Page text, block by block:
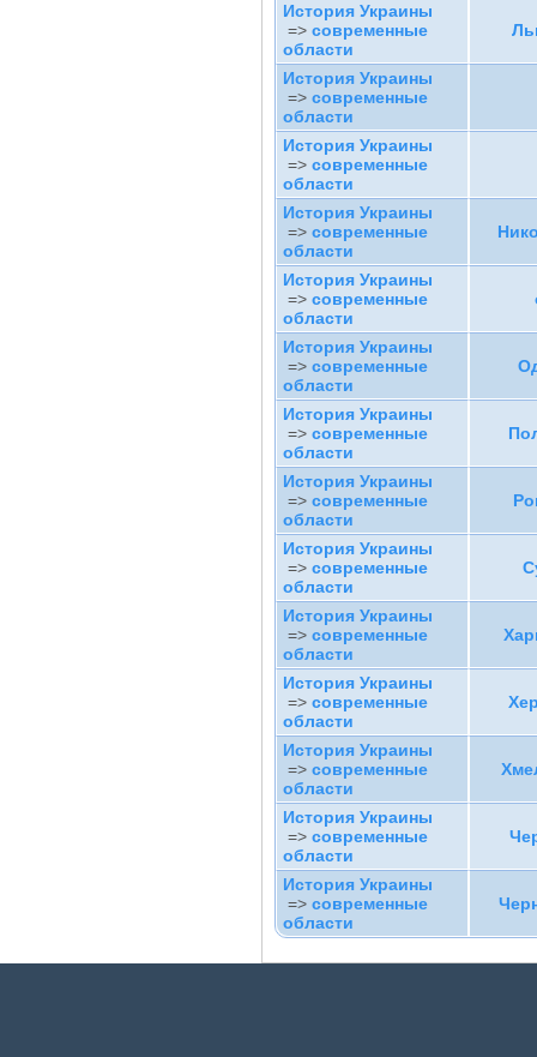
История Украины
=> современные
области
История Украины
=> современные
области
История Украины
=> современные
области
История Украины
=> современные
области
История Украины
=> современные
области
История Украины
=> современные
области
История Украины
=> современные
области
История Украины
=> современные
области
История Украины
=> современные
области
История Украины
=> современные
области
История Украины
=> современные
области
История Украины
=> современные
области
История Украины
=> современные
области
История Украины
=> современные
области